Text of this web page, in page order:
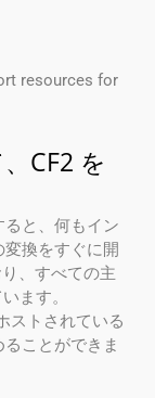
resources for
CF2 を
ると、何もイン
換をすぐに開
、すべての主
ます。
ストされている
ことができま